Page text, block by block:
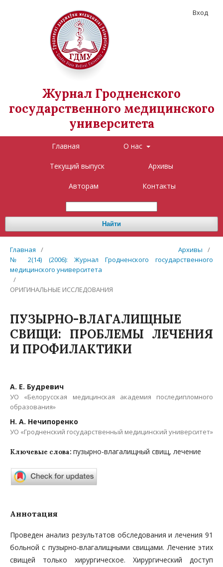
Журнал Гродненского
государственного медицинского
университета
Главная О нас
Текущий выпуск Архивы
Авторам Контакты
Найти
Вход
Главная / Архивы
/
№ 2(14) (2006): Журнал Гродненского государственного
медицинского университета
/
ОРИГИНАЛЬНЫЕ ИССЛЕДОВАНИЯ
ПУЗЫРНО-ВЛАГАЛИЩНЫЕ
СВИЩИ: ПРОБЛЕМЫ ЛЕЧЕНИЯ
И ПРОФИЛАКТИКИ
А. Е. Будревич
УО «Белорусская медицинская академия последипломного
образования»
Н. А. Нечипоренко
УО «Гродненский государственный медицинский университет»
Ключевые слова: пузырно-влагалищный свищ, лечение
Аннотация
Проведен анализ результатов обследования и лечения 91
больной с пузырно-влагалищными свищами. Лечение этих
свищей только хирургическое. Хирургический доступ